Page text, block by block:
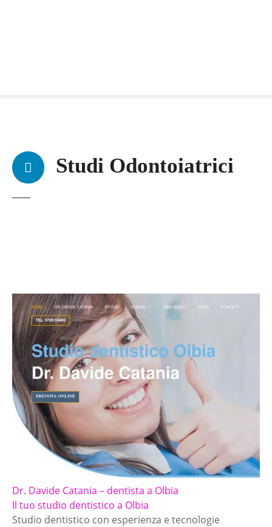
Studi Odontoiatrici
Dr. Davide Catania – dentista a Olbia
Il tuo studio dentistico a Olbia
Studio dentistico con esperienza e tecnologie